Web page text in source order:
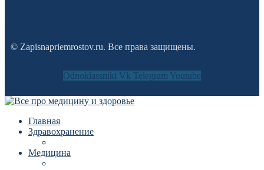
© Zapisnapriemrostov.ru. Все права защищены.
Odnoklassniki Vk Telegram Youtube
Главная
Здравохранение
Медицина